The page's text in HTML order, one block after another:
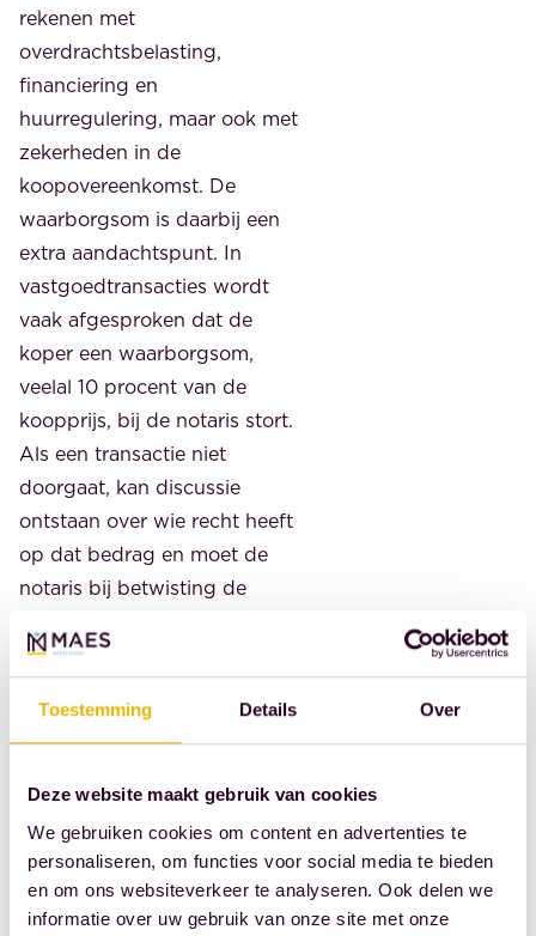
Toestemming Details Over
Deze website maakt gebruik van cookies
We gebruiken cookies om content en advertenties te
personaliseren, om functies voor social media te bieden
en om ons websiteverkeer te analyseren. Ook delen we
informatie over uw gebruik van onze site met onze
rekenen met
overdrachtsbelasting,
financiering en
huurregulering, maar ook met
zekerheden in de
koopovereenkomst. De
waarborgsom is daarbij een
extra aandachtspunt. In
vastgoedtransacties wordt
vaak afgesproken dat de
koper een waarborgsom,
veelal 10 procent van de
koopprijs, bij de notaris stort.
Als een transactie niet
doorgaat, kan discussie
ontstaan over wie recht heeft
op dat bedrag en moet de
notaris bij betwisting de
totdat partijen
de rechter beslist. Dat raakt
timing. Een belegger die
fiscaal wil herstructureren
maar contractueel vastloopt,
kan een planning op papier
hebben die in de praktijk niet